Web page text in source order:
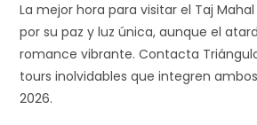
La mejor hora para visitar el Taj
por su paz y luz única, aunque el
romance vibrante. Contacta
tours inolvidables que integren
2026.